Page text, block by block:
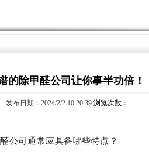
的除甲醛公司让你事半功倍！
发布日期：2024/2/2 10:20:39浏览次数：
公司通常应具备哪些特点？